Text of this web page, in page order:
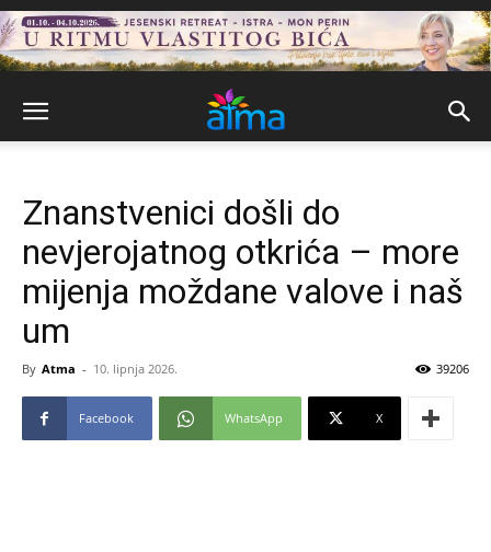
Znanstvenici došli do
nevjerojatnog otkrića – more
mijenja moždane valove i naš
um
By Atma - 10. lipnja 2026. 39206
Facebook WhatsApp X